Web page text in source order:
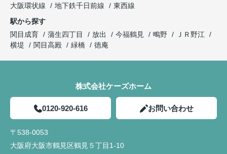
大阪環状線
地下鉄千日前線
東西線
駅から探す
関目成育
蒲生四丁目 放出 今福鶴見 鴫野
ＪＲ野江
横堤
関目高殿 緑橋 徳庵
株式会社ケーズホーム
0120-920-616 お問い合わせ
〒538-0053
大阪府大阪市鶴見区鶴見５丁目1-10